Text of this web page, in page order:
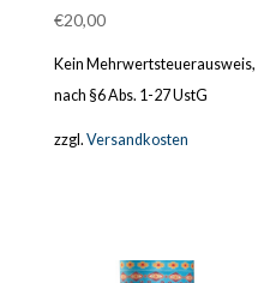
€20,00
Kein Mehrwertsteuerausweis,
nach §6 Abs. 1-27 UstG
zzgl. Versandkosten